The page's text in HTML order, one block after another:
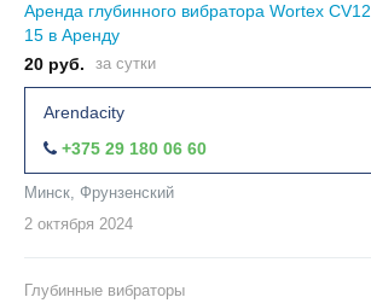
Аренда глубинного вибратора Wortex CV12
15 в Аренду
20 руб.
за сутки
Arendacity
+375 29 180 06 60
Минск, Фрунзенский
2 октября 2024
Глубинные вибраторы